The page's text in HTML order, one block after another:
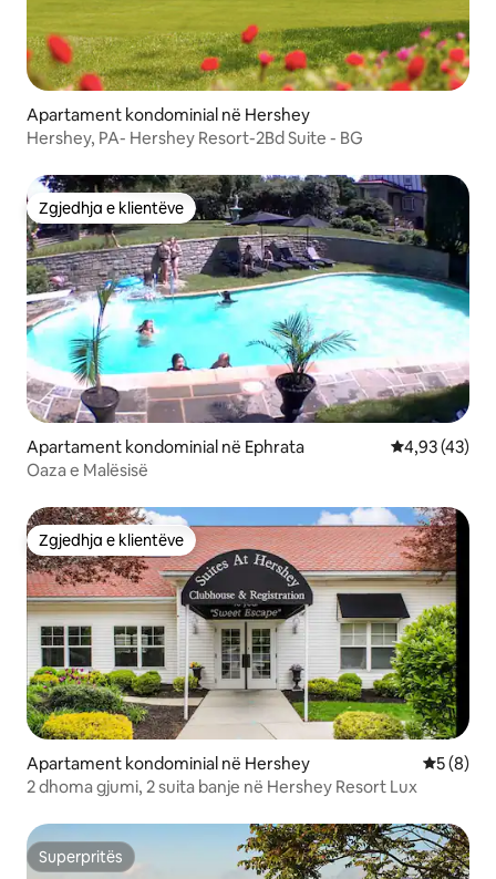
Apartament kondominial në Hershey
Hershey, PA- Hershey Resort-2Bd Suite - BG
Zgjedhja e klientëve
Zgjedhja e klientëve
Apartament kondominial në Ephrata Vlerësimi
4,93 (43)
Oaza e Malësisë
Zgjedhja e klientëve
Zgjedhja e klientëve
Apartament kondominial në Hershey
5 (8)
2 dhoma gjumi, 2 suita banje në Hershey Resort Lux
Superpritës
Superpritës